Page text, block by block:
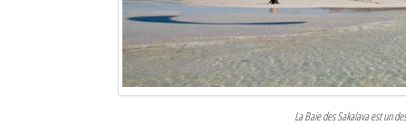
La Baie des Sakalava est un